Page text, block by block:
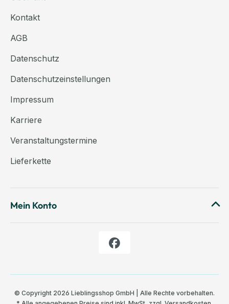
Kontakt
AGB
Datenschutz
Datenschutzeinstellungen
Impressum
Karriere
Veranstaltungstermine
Lieferkette
Mein Konto
© Copyright 2026 Lieblingsshop GmbH | Alle Rechte vorbehalten.